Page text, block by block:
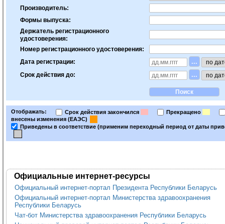
Производитель:
Формы выпуска:
Держатель регистрационного
удостоверения:
Номер регистрационного удостоверения:
Дата регистрации:
...
Срок действия до: ...
Отображать: Срок действия закончился
Прекращено
внесены изменения (ЕАЭС)
Приведены в соответствие (применим переходный период от даты
Официальные интернет-ресурсы
Официальный интернет-портал Президента Республики Беларусь
Официальный интернет-портал Министерства здравоохранения
Республики Беларусь
Чат-бот Министерства здравоохранения Республики Беларусь